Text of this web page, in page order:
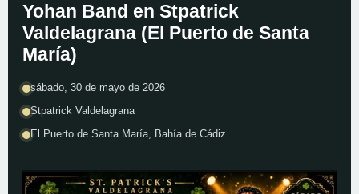
Yohan Band en Stpatrick
Valdelagrana (El Puerto de Santa
María)
sábado, 30 de mayo de 2026
Stpatrick Valdelagrana
El Puerto de Santa María, Bahía de Cádiz